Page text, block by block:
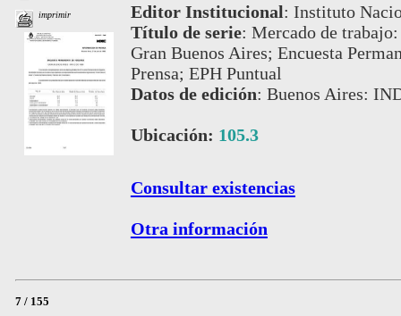
imprimir Editor Institucional: Instituto
Título de serie: Mercado de
Gran Buenos Aires; Encuesta
Prensa; EPH Puntual
Datos de edición: Buenos Aires:
Ubicación: 105.3
Consultar existencias
Otra información
7 / 155